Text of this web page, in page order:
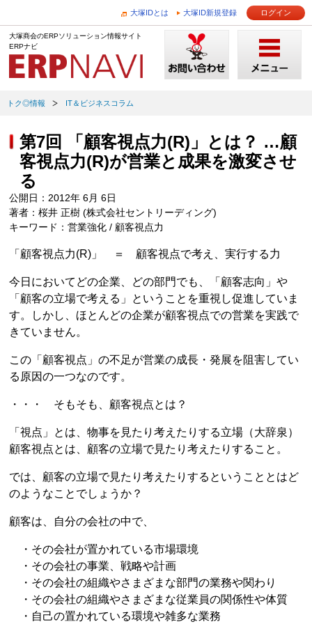
大塚IDとは 大塚ID新規登録 ログイン
大塚商会のERPソリューション情報サイト
ERPナビ
トク◎情報 IT＆ビジネスコラム
第7回 「顧客視点力(R)」とは？ …顧
客視点力(R)が営業と成果を激変させ
る
公開日：2012年 6月 6日
著者：桜井 正樹 (株式会社セントリーディング)
キーワード：営業強化 / 顧客視点力
「顧客視点力(R)」 ＝ 顧客視点で考え、実行する力
今日においてどの企業、どの部門でも、「顧客志向」や
「顧客の立場で考える」ということを重視し促進していま
す。しかし、ほとんどの企業が顧客視点での営業を実践で
きていません。
この「顧客視点」の不足が営業の成長・発展を阻害してい
る原因の一つなのです。
・・・ そもそも、顧客視点とは？
「視点」とは、物事を見たり考えたりする立場（大辞泉）
顧客視点とは、顧客の立場で見たり考えたりすること。
では、顧客の立場で見たり考えたりするということとはど
のようなことでしょうか？
顧客は、自分の会社の中で、
・その会社が置かれている市場環境
・その会社の事業、戦略や計画
・その会社の組織やさまざまな部門の業務や関わり
・その会社の組織やさまざまな従業員の関係性や体質
・自己の置かれている環境や雑多な業務